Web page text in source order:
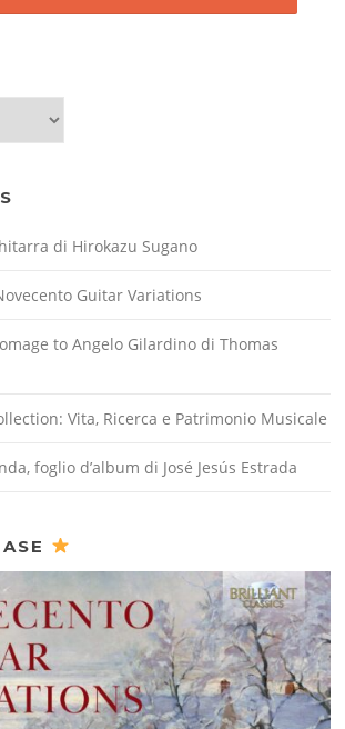
di Hirokazu Sugano
Guitar Variations
to Angelo Gilardino di Thomas
Vita, Ricerca e Patrimonio Musicale
foglio d’album di José Jesús Estrada